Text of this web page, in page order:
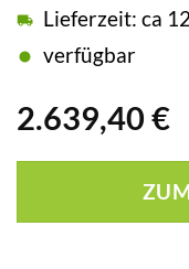
2.639,40 €
Lieferzeit: ca
verfügbar